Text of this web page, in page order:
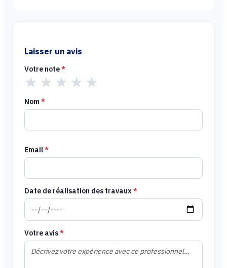
Laisser un avis
Votre note*
★ ★ ★ ★ ★
Nom*
Email*
Date de réalisation des travaux *
Votre avis*